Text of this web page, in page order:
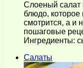
Слоеный салат
блюдо, которое
смотрится, а и
пошаговые
Ингредиенты:
Салаты